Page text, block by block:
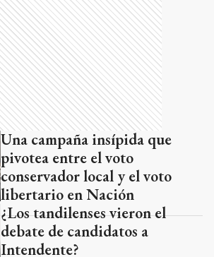
Una campaña insípida que
pivotea entre el voto
conservador local y el voto
libertario en Nación
¿Los tandilenses vieron el
debate de candidatos a
Intendente?